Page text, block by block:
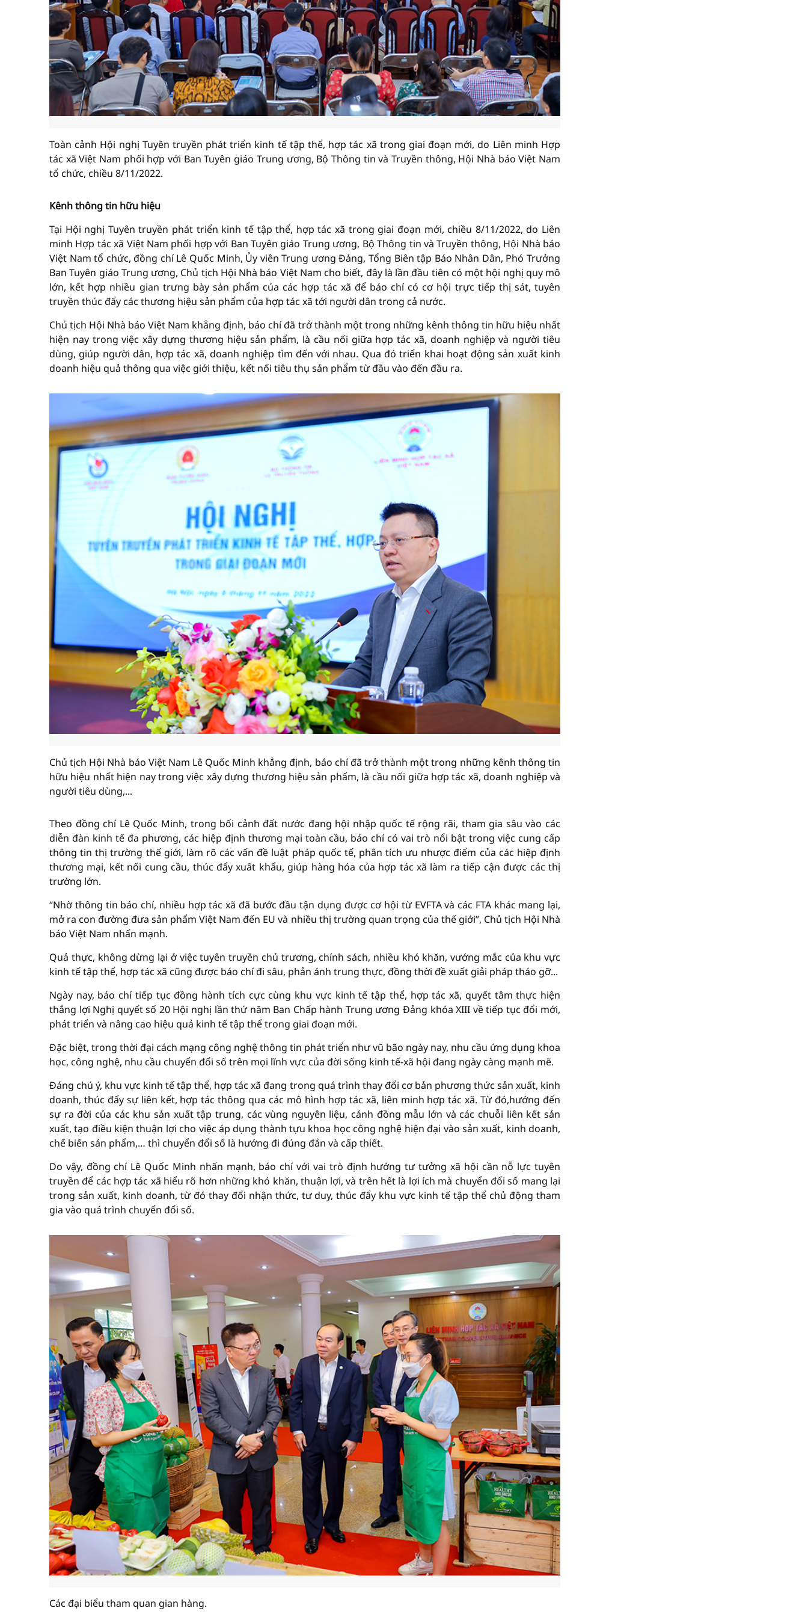
Toàn cảnh Hội nghị Tuyên truyền phát triển kinh tế tập thể, hợp tác xã trong giai đoạn mới, do Liên minh Hợp
tác xã Việt Nam phối hợp với Ban Tuyên giáo Trung ương, Bộ Thông tin và Truyền thông, Hội Nhà báo Việt Nam
tổ chức, chiều 8/11/2022.
Kênh thông tin hữu hiệu
Tại Hội nghị Tuyên truyền phát triển kinh tế tập thể, hợp tác xã trong giai đoạn mới, chiều 8/11/2022, do Liên
minh Hợp tác xã Việt Nam phối hợp với Ban Tuyên giáo Trung ương, Bộ Thông tin và Truyền thông, Hội Nhà báo
Việt Nam tổ chức, đồng chí Lê Quốc Minh, Ủy viên Trung ương Đảng, Tổng Biên tập Báo Nhân Dân, Phó Trưởng
Ban Tuyên giáo Trung ương, Chủ tịch Hội Nhà báo Việt Nam cho biết, đây là lần đầu tiên có một hội nghị quy mô
lớn, kết hợp nhiều gian trưng bày sản phẩm của các hợp tác xã để báo chí có cơ hội trực tiếp thị sát, tuyên
truyền thúc đẩy các thương hiệu sản phẩm của hợp tác xã tới người dân trong cả nước.
Chủ tịch Hội Nhà báo Việt Nam khẳng định, báo chí đã trở thành một trong những kênh thông tin hữu hiệu nhất
hiện nay trong việc xây dựng thương hiệu sản phẩm, là cầu nối giữa hợp tác xã, doanh nghiệp và người tiêu
dùng, giúp người dân, hợp tác xã, doanh nghiệp tìm đến với nhau. Qua đó triển khai hoạt động sản xuất kinh
doanh hiệu quả thông qua việc giới thiệu, kết nối tiêu thụ sản phẩm từ đầu vào đến đầu ra.
Chủ tịch Hội Nhà báo Việt Nam Lê Quốc Minh khẳng định, báo chí đã trở thành một trong những kênh thông tin
hữu hiệu nhất hiện nay trong việc xây dựng thương hiệu sản phẩm, là cầu nối giữa hợp tác xã, doanh nghiệp và
người tiêu dùng,...
Theo đồng chí Lê Quốc Minh, trong bối cảnh đất nước đang hội nhập quốc tế rộng rãi, tham gia sâu vào các
diễn đàn kinh tế đa phương, các hiệp định thương mại toàn cầu, báo chí có vai trò nổi bật trong việc cung cấp
thông tin thị trường thế giới, làm rõ các vấn đề luật pháp quốc tế, phân tích ưu nhược điểm của các hiệp định
thương mại, kết nối cung cầu, thúc đẩy xuất khẩu, giúp hàng hóa của hợp tác xã làm ra tiếp cận được các thị
trường lớn.
“Nhờ thông tin báo chí, nhiều hợp tác xã đã bước đầu tận dụng được cơ hội từ EVFTA và các FTA khác mang lại,
mở ra con đường đưa sản phẩm Việt Nam đến EU và nhiều thị trường quan trọng của thế giới”, Chủ tịch Hội Nhà
báo Việt Nam nhấn mạnh.
Quả thực, không dừng lại ở việc tuyên truyền chủ trương, chính sách, nhiều khó khăn, vướng mắc của khu vực
kinh tế tập thể, hợp tác xã cũng được báo chí đi sâu, phản ánh trung thực, đồng thời đề xuất giải pháp tháo gỡ...
Ngày nay, báo chí tiếp tục đồng hành tích cực cùng khu vực kinh tế tập thể, hợp tác xã, quyết tâm thực hiện
thắng lợi Nghị quyết số 20 Hội nghị lần thứ năm Ban Chấp hành Trung ương Đảng khóa XIII về tiếp tục đổi mới,
phát triển và nâng cao hiệu quả kinh tế tập thể trong giai đoạn mới.
Đặc biệt, trong thời đại cách mạng công nghệ thông tin phát triển như vũ bão ngày nay, nhu cầu ứng dụng khoa
học, công nghệ, nhu cầu chuyển đổi số trên mọi lĩnh vực của đời sống kinh tế-xã hội đang ngày càng mạnh mẽ.
Đáng chú ý, khu vực kinh tế tập thể, hợp tác xã đang trong quá trình thay đổi cơ bản phương thức sản xuất, kinh
doanh, thúc đẩy sự liên kết, hợp tác thông qua các mô hình hợp tác xã, liên minh hợp tác xã. Từ đó,hướng đến
sự ra đời của các khu sản xuất tập trung, các vùng nguyên liệu, cánh đồng mẫu lớn và các chuỗi liên kết sản
xuất, tạo điều kiện thuận lợi cho việc áp dụng thành tựu khoa học công nghệ hiện đại vào sản xuất, kinh doanh,
chế biến sản phẩm,… thì chuyển đổi số là hướng đi đúng đắn và cấp thiết.
Do vậy, đồng chí Lê Quốc Minh nhấn mạnh, báo chí với vai trò định hướng tư tưởng xã hội cần nỗ lực tuyên
truyền để các hợp tác xã hiểu rõ hơn những khó khăn, thuận lợi, và trên hết là lợi ích mà chuyển đổi số mang lại
trong sản xuất, kinh doanh, từ đó thay đổi nhận thức, tư duy, thúc đẩy khu vực kinh tế tập thể chủ động tham
gia vào quá trình chuyển đổi số.
Các đại biểu tham quan gian hàng.